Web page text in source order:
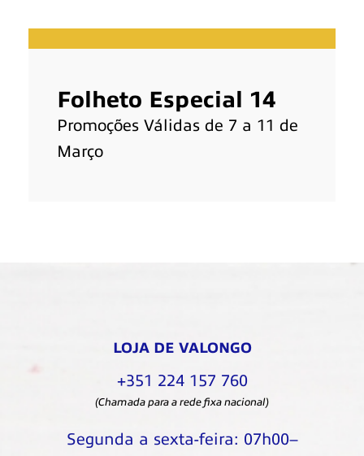
Folheto Especial 14
Promoções Válidas de 7 a 11 de
Março
LOJA DE VALONGO
+351 224 157 760
(Chamada para a rede fixa nacional)
Segunda a sexta-feira: 07h00–